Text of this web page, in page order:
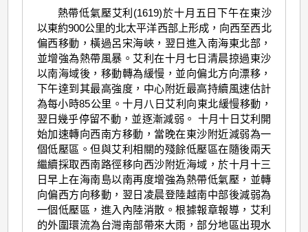
熱帶低氣壓艾利(1619)於十月五日下午在東沙
以東約900公里的北太平洋西部上形成，向西至西北
偏西移動，橫過呂宋海峽，翌日進入南海東北部，
並增強為熱帶風暴。艾利在十月七日清晨掠過東沙
以南海域後，移動轉為緩慢，並向偏北方向漂移，
下午達到其最高強度，中心附近最高持續風速估計
為每小時85公里。十月八日艾利向東北緩慢移動，
翌日幾乎停留不動，並逐漸減弱。 十月十日艾利開
始加速轉向西南方移動，當晚在東沙附近減弱為一
個低壓區。但與艾利相關的殘餘低壓區在隨後兩天
繼續採取西南路徑移向西沙附近海域，於十月十三
日早上在海南島以南再度增強為熱帶低氣壓，並轉
向偏西方向移動，翌日凌晨登陸越南中部後減弱為
一個低壓區，進入內陸消散。根據報章報導，艾利
的外圍環流為台灣南部帶來大雨，部分地區出現水